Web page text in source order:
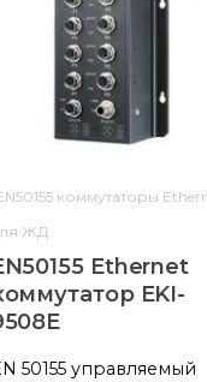
коммутаторы
ЖД
Ethernet
EKI-
50155 управляемый